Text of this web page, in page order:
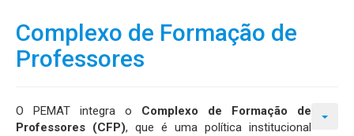
Complexo de Formação de
Professores
O PEMAT integra o Complexo de Formação de
Professores (CFP), que é uma política institucional